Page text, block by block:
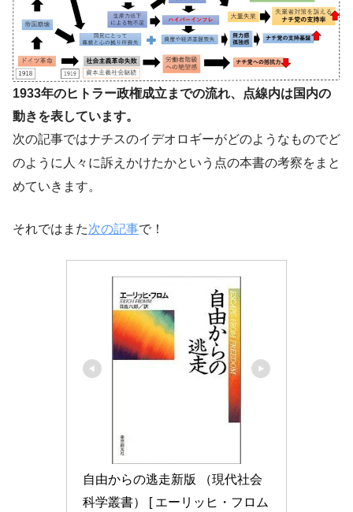
1933年のヒトラー政権成立までの流れ、点線内は国内の
動きを表しています。
次の記事ではナチスのイデオロギーがどのようなものでど
のように人々に訴えかけたかという点の本書の考察をまと
めていきます。
それではまた次の記事で！
自由からの逃走新版 （現代社会
科学叢書） [ エーリッヒ・フロム